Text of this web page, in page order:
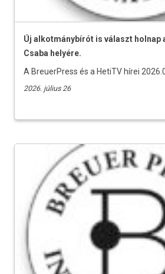
Új alkotmánybírót is választ holnap
Csaba helyére.
A BreuerPress és a HetiTV hírei
2026. július 26